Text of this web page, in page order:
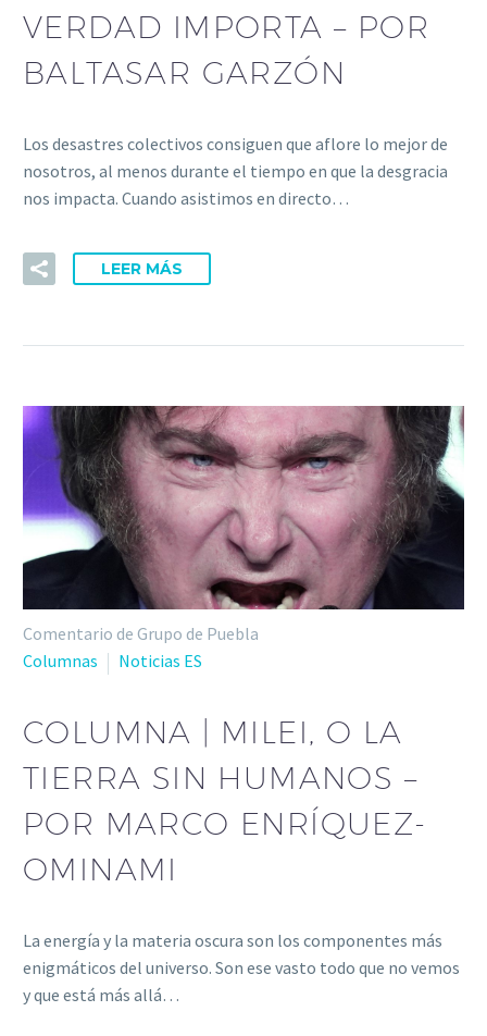
VERDAD IMPORTA – POR
BALTASAR GARZÓN
Los desastres colectivos consiguen que aflore lo mejor de
nosotros, al menos durante el tiempo en que la desgracia
nos impacta. Cuando asistimos en directo…
LEER MÁS
Comentario de Grupo de Puebla
Columnas
Noticias ES
COLUMNA | MILEI, O LA
TIERRA SIN HUMANOS –
POR MARCO ENRÍQUEZ-
OMINAMI
La energía y la materia oscura son los componentes más
enigmáticos del universo. Son ese vasto todo que no vemos
y que está más allá…